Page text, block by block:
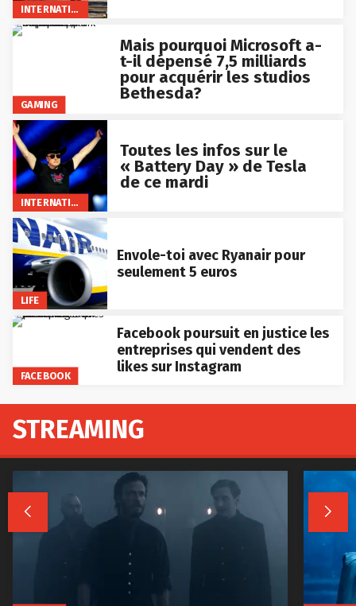
INTERNATIONAL
GAMING
Mais pourquoi Microsoft a-
t-il dépensé 7,5 milliards
pour acquérir les studios
Bethesda?
INTERNATIONAL
Toutes les infos sur le
« Battery Day » de Tesla
de ce mardi
LIFE
Envole-toi avec Ryanair pour
seulement 5 euros
FACEBOOK
Facebook poursuit en justice les
entreprises qui vendent des
likes sur Instagram
STREAMING
 